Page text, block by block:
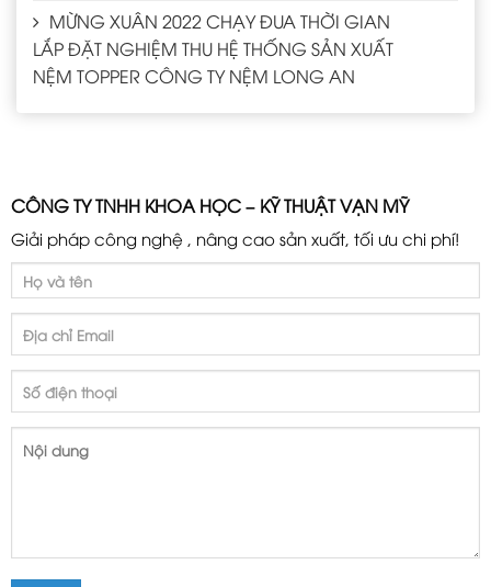
MỪNG XUÂN 2022 CHẠY ĐUA THỜI GIAN
LẮP ĐẶT NGHIỆM THU HỆ THỐNG SẢN XUẤT
NỆM TOPPER CÔNG TY NỆM LONG AN
CÔNG TY TNHH KHOA HỌC – KỸ THUẬT VẠN MỸ
Giải pháp công nghệ , nâng cao sản xuất, tối ưu chi phí!